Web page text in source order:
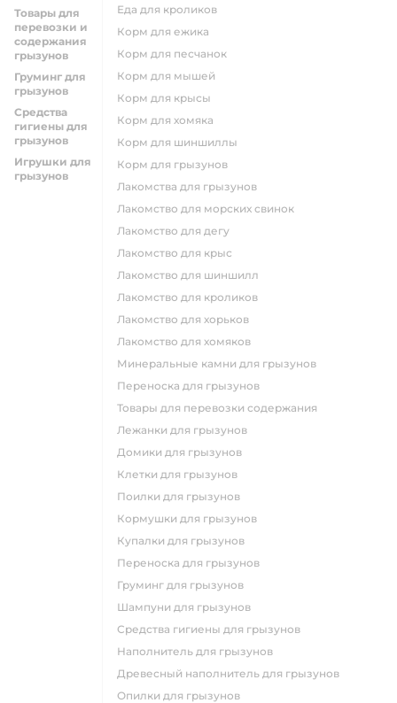
Товары для
перевозки и
содержания
грызунов
Груминг для
грызунов
Средства
гигиены для
грызунов
Игрушки для
грызунов
еда для кроликов
корм для ежика
корм для песчанок
корм для мышей
корм для крысы
корм для хомяка
корм для шиншиллы
корм для грызунов
лакомства для грызунов
лакомство для морских свинок
лакомство для дегу
лакомство для крыс
лакомство для шиншилл
лакомство для кроликов
лакомство для хорьков
лакомство для хомяков
минеральные камни для грызунов
переноска для грызунов
товары для перевозки содержания
лежанки для грызунов
домики для грызунов
клетки для грызунов
поилки для грызунов
кормушки для грызунов
купалки для грызунов
переноска для грызунов
груминг для грызунов
шампуни для грызунов
средства гигиены для грызунов
наполнитель для грызунов
древесный наполнитель для грызунов
опилки для грызунов